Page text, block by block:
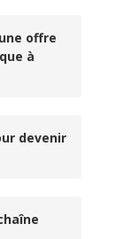
offre
à
devenir